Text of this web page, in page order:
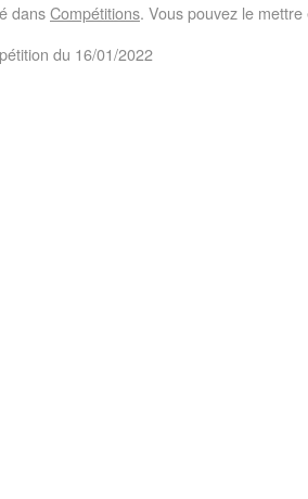
dansCompétitions. Vous pouvez le
du 16/01/2022